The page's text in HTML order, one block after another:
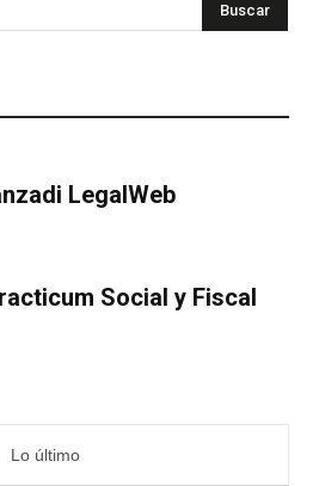
Buscar
LegalWeb
Social y Fiscal
Lo último